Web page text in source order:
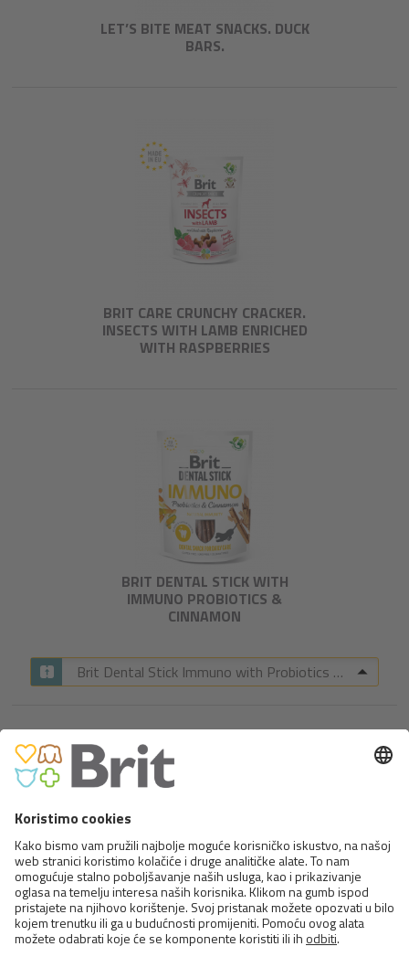
LET’S BITE MEAT SNACKS. DUCK
BARS.
BRIT CARE CRUNCHY CRACKER.
INSECTS WITH LAMB ENRICHED
WITH RASPBERRIES
BRIT DENTAL STICK WITH
IMMUNO PROBIOTICS &
CINNAMON​
Brit Dental Stick Immuno with Probiotics & Cinnamon
BRIT CARE DOG FUNCTIONAL
SNACK IMMUNITY INSECT